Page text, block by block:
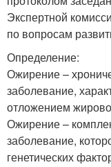
Экспертной
по вопросам
Определение:
Ожирение –
заболевание,
отложением
Ожирение –
заболевание,
генетических